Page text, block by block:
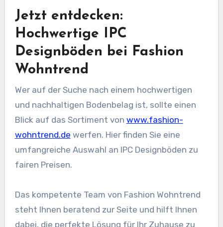
Jetzt entdecken:
Hochwertige IPC
Designböden bei Fashion
Wohntrend
Wer auf der Suche nach einem hochwertigen
und nachhaltigen Bodenbelag ist, sollte einen
Blick auf das Sortiment von www.fashion-
wohntrend.de werfen. Hier finden Sie eine
umfangreiche Auswahl an IPC Designböden zu
fairen Preisen.
Das kompetente Team von Fashion Wohntrend
steht Ihnen beratend zur Seite und hilft Ihnen
dabei, die perfekte Lösung für Ihr Zuhause zu